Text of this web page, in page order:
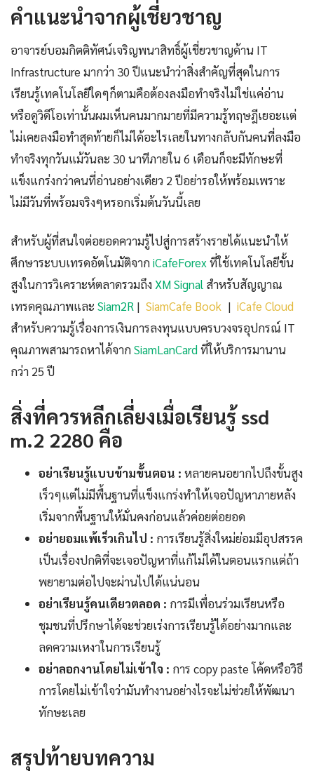
คำแนะนำจากผู้เชี่ยวชาญ
อาจารย์บอมกิตติทัศน์เจริญพนาสิทธิ์ผู้เชี่ยวชาญด้าน IT
Infrastructure มากว่า 30 ปีแนะนำว่าสิ่งสำคัญที่สุดในการ
เรียนรู้เทคโนโลยีใดๆก็ตามคือต้องลงมือทำจริงไม่ใช่แค่อ่าน
หรือดูวิดีโอเท่านั้นผมเห็นคนมากมายที่มีความรู้ทฤษฎีเยอะแต่
ไม่เคยลงมือทำสุดท้ายก็ไม่ได้อะไรเลยในทางกลับกันคนที่ลงมือ
ทำจริงทุกวันแม้วันละ 30 นาทีภายใน 6 เดือนก็จะมีทักษะที่
แข็งแกร่งกว่าคนที่อ่านอย่างเดียว 2 ปีอย่ารอให้พร้อมเพราะ
ไม่มีวันที่พร้อมจริงๆหรอกเริ่มต้นวันนี้เลย
สำหรับผู้ที่สนใจต่อยอดความรู้ไปสู่การสร้างรายได้แนะนำให้
ศึกษาระบบเทรดอัตโนมัติจากiCafeForex ที่ใช้เทคโนโลยีขั้น
สูงในการวิเคราะห์ตลาดรวมถึง XM Signal สำหรับสัญญาณ
เทรดคุณภาพและ Siam2R | SiamCafe Book | iCafe Cloud
สำหรับความรู้เรื่องการเงินการลงทุนแบบครบวงจรอุปกรณ์ IT
คุณภาพสามารถหาได้จากSiamLanCardที่ให้บริการมานาน
กว่า 25 ปี
สิ่งที่ควรหลีกเลี่ยงเมื่อเรียนรู้ ssd
m.2 2280 คือ
อย่าเรียนรู้แบบข้ามขั้นตอน : หลายคนอยากไปถึงขั้นสูง
เร็วๆแต่ไม่มีพื้นฐานที่แข็งแกร่งทำให้เจอปัญหาภายหลัง
เริ่มจากพื้นฐานให้มั่นคงก่อนแล้วค่อยต่อยอด
อย่ายอมแพ้เร็วเกินไป : การเรียนรู้สิ่งใหม่ย่อมมีอุปสรรค
เป็นเรื่องปกติที่จะเจอปัญหาที่แก้ไม่ได้ในตอนแรกแต่ถ้า
พยายามต่อไปจะผ่านไปได้แน่นอน
อย่าเรียนรู้คนเดียวตลอด : การมีเพื่อนร่วมเรียนหรือ
ชุมชนที่ปรึกษาได้จะช่วยเร่งการเรียนรู้ได้อย่างมากและ
ลดความเหงาในการเรียนรู้
อย่าลอกงานโดยไม่เข้าใจ : การ copy paste โค้ดหรือวิธี
การโดยไม่เข้าใจว่ามันทำงานอย่างไรจะไม่ช่วยให้พัฒนา
ทักษะเลย
สรุปท้ายบทความ